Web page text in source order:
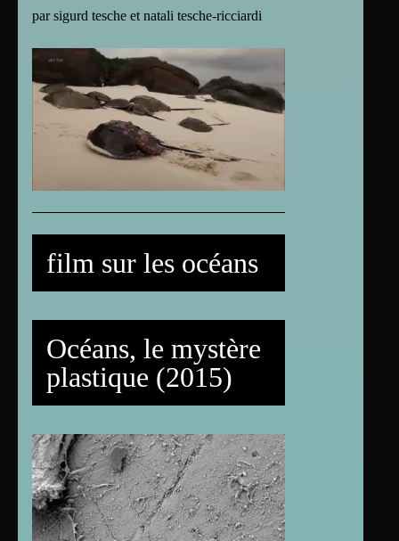
par sigurd tesche et natali tesche-ricciardi
film sur les océans
Océans, le mystère
plastique (2015)